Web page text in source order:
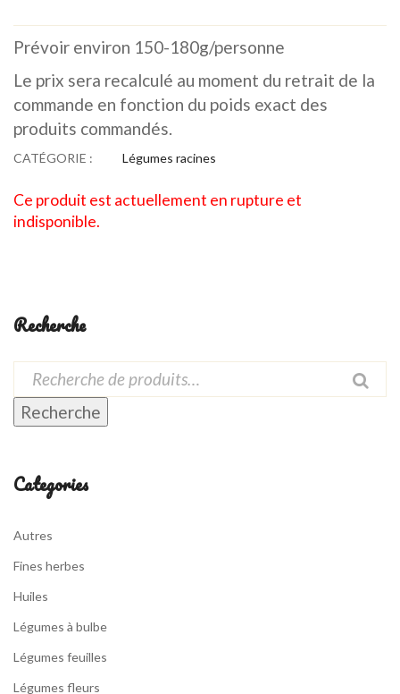
Prévoir environ 150-180g/personne
Le prix sera recalculé au moment du retrait de la
commande en fonction du poids exact des
produits commandés.
CATÉGORIE : Légumes racines
Ce produit est actuellement en rupture et
indisponible.
Recherche
Recherche
Categories
Autres
Fines herbes
Huiles
Légumes à bulbe
Légumes feuilles
Légumes fleurs